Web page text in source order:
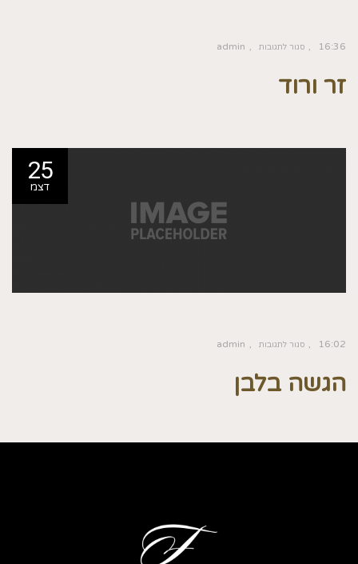
16:36 סגור לתגובות admin
זר ורוד
25
דצמ
16:02 סגור לתגובות admin
הגשה בלבן